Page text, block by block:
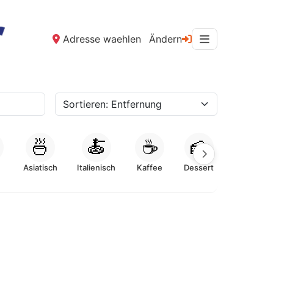
Adresse waehlen Ändern
🍜
Asiatisch
🍝
Italienisch
☕
Kaffee
🍰
Dessert